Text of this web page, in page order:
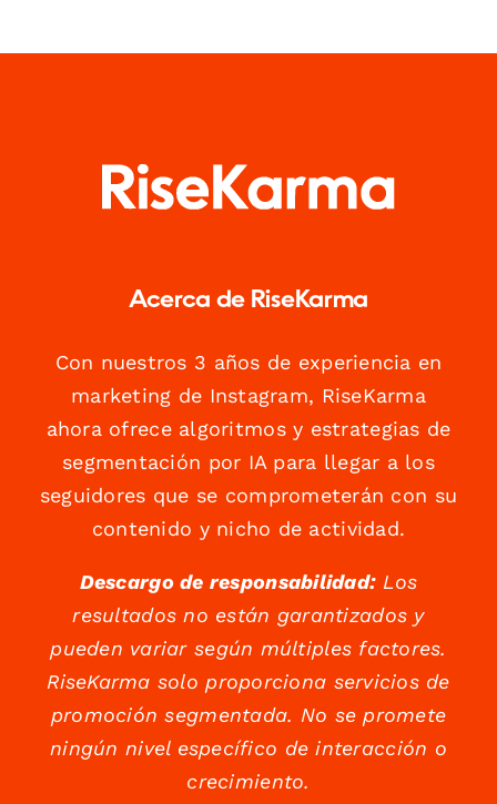
Acerca de RiseKarma
Con nuestros 3 años de experiencia en
marketing de Instagram, RiseKarma
ahora ofrece algoritmos y estrategias de
segmentación por IA para llegar a los
seguidores que se comprometerán con su
contenido y nicho de actividad.
Descargo de responsabilidad:Los
resultados no están garantizados y
pueden variar según múltiples factores.
RiseKarma solo proporciona servicios de
promoción segmentada. No se promete
ningún nivel específico de interacción o
crecimiento.